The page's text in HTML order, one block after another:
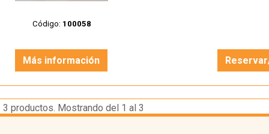
Código: 100058
Más información
3 productos. Mostrando del 1 al 3